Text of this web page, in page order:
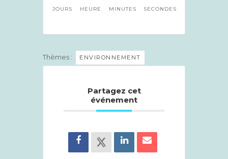
JOURS HEURE MINUTES SECONDES
Thèmes : ENVIRONNEMENT
Partagez cet
événement